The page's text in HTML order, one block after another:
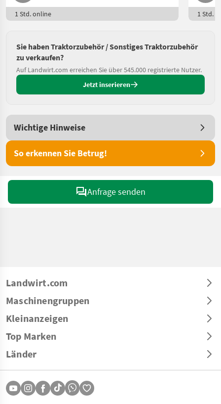
1 Std. online 1 Std.
Sie haben Traktorzubehör / Sonstiges Traktorzubehör
zu verkaufen?
Auf Landwirt.com erreichen Sie über 545.000 registrierte Nutzer.
Jetzt inserieren
Wichtige Hinweise
So erkennen Sie Betrug!
Anfrage senden
Landwirt.com
Maschinengruppen
Kleinanzeigen
Top Marken
Länder